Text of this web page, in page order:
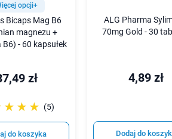
opcji+
Bicaps Mag B6
magnezu +
- 60 kapsułek
zł
(5)
do koszyka
ALG Pharma
70mg Gold - 30
4,89 zł
Dodaj do